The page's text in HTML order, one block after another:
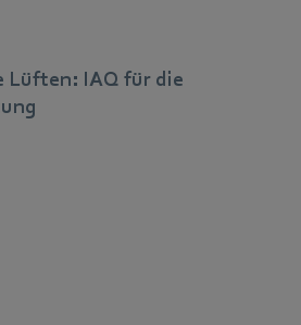
Lüften: IAQ für die